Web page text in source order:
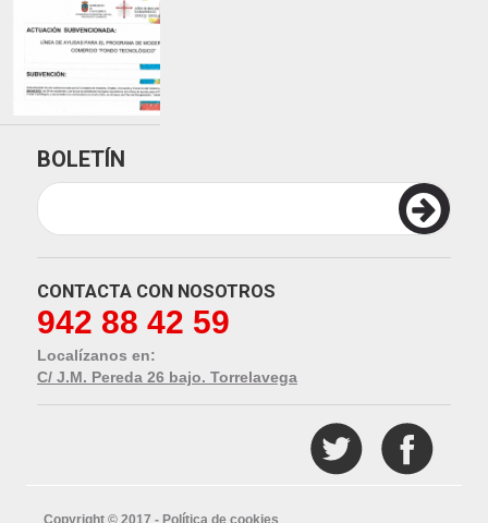
BOLETÍN
CONTACTA CON NOSOTROS
942 88 42 59
Localízanos en:
C/ J.M. Pereda 26 bajo. Torrelavega